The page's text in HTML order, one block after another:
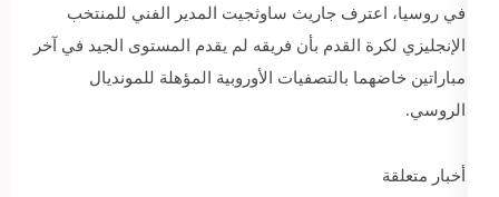
في روسيا، اعترف جاريث ساوثجيت المدير الفني للمنتخب
الإنجليزي لكرة القدم بأن فريقه لم يقدم المستوى الجيد في آخر
مباراتين خاضهما بالتصفيات الأوروبية المؤهلة للمونديال
الروسي.
أخبار متعلقة